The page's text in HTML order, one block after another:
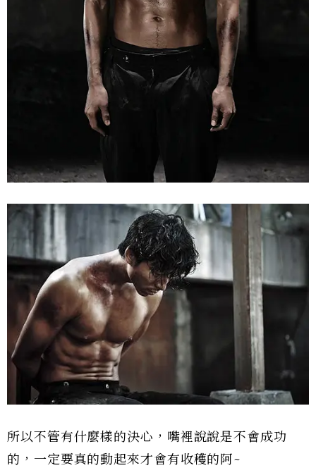
所以不管有什麼樣的決心，嘴裡說說是不會成功
的，一定要真的動起來才會有收穫的阿~